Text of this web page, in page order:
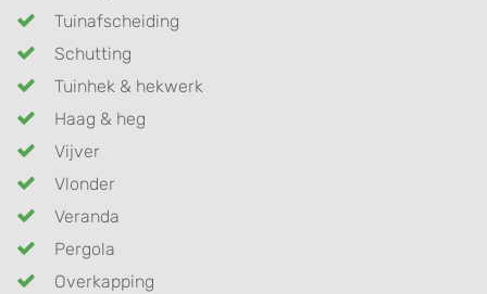
Tuinafscheiding
Schutting
Tuinhek & hekwerk
Haag & heg
Vijver
Vlonder
Veranda
Pergola
Overkapping